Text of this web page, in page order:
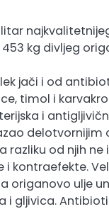
litar
kg divljeg
jači i od
timol i
i
delotvornijim
razliku od njih ne
i kontraefekte.
origanovo ulje
i gljivica.